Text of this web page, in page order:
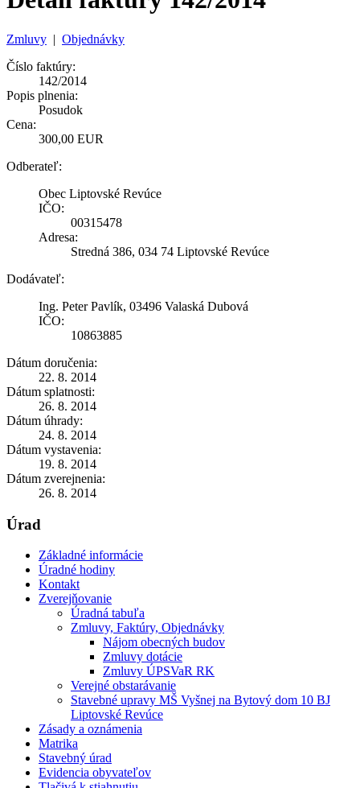
Zmluvy | Objednávky
Číslo faktúry:
142/2014
Popis plnenia:
Posudok
Cena:
300,00 EUR
Odberateľ:
Obec Liptovské Revúce
IČO:
00315478
Adresa:
Stredná 386, 034 74 Liptovské Revúce
Dodávateľ:
Ing. Peter Pavlík, 03496 Valaská Dubová
IČO:
10863885
Dátum doručenia:
22. 8. 2014
Dátum splatnosti:
26. 8. 2014
Dátum úhrady:
24. 8. 2014
Dátum vystavenia:
19. 8. 2014
Dátum zverejnenia:
26. 8. 2014
Úrad
Základné informácie
Úradné hodiny
Kontakt
Zverejňovanie
Úradná tabuľa
Zmluvy, Faktúry, Objednávky
Nájom obecných budov
Zmluvy dotácie
Zmluvy ÚPSVaR RK
Verejné obstarávanie
Stavebné upravy MŠ Vyšnej na Bytový dom 10 BJ
Liptovské Revúce
Zásady a oznámenia
Matrika
Stavebný úrad
Evidencia obyvateľov